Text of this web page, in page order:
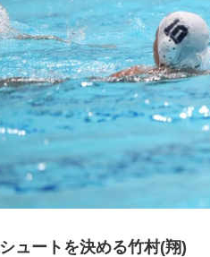
シュートを決める竹村(翔)